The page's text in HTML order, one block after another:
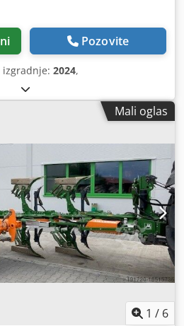
Pozovite
izgradnje: 2024,
Mali oglas
1 / 6